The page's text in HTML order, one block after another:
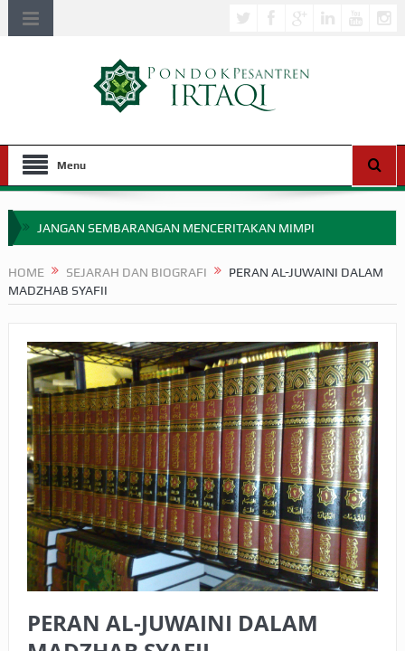
Menu
JANGAN SEMBARANGAN MENCERITAKAN MIMPI
MIMPI YANG DIABAIKAN MENJELANG PERANG BADAR
SEBELUM TIBA SAAT WAJIB?
HAKIKAT NIKMAT DI DUNIA!
BAGAIMANA CARA MEMBAYAR ZAKAT UANG?
UANG HARAM BISA MENJADI HALAL JIKA SEBAB
KEPEMILIKANNYA BERUBAH
ISTIDLAL BATIL VS ISTIDLAL SYAR’I
BAHASA CINTA KARENA ALLAH
HUKUM MEMBAYAR ZAKAT KEPADA KERABAT SENDIRI
HOME SEJARAH DAN BIOGRAFI
PERAN AL-JUWAINI DALAM
MADZHAB SYAFII
PERAN AL-JUWAINI DALAM